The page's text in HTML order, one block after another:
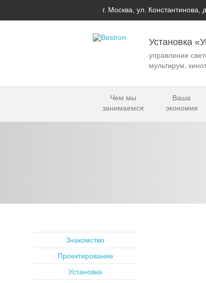
г. Москва, ул. Константинова,
Установка
управление
мультирум,
Чем мы
занимаемся
Ваша
экономия
Знакомство
Проектирование
Установка